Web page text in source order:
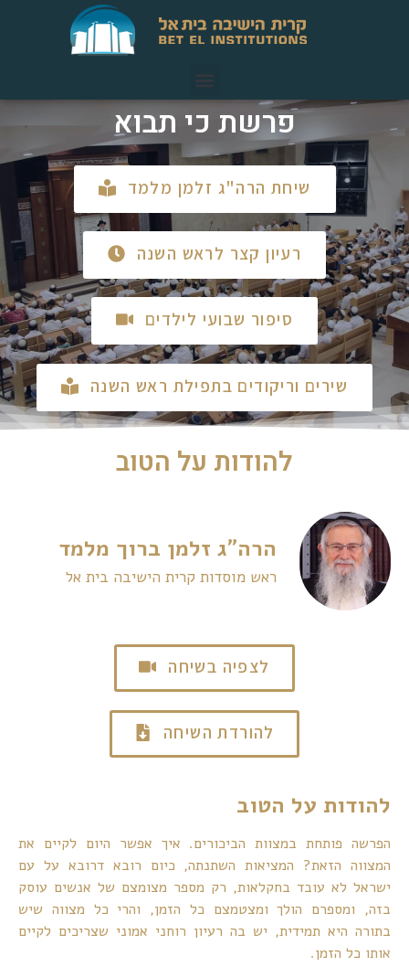
פרשת כי תבוא
שיחת הרה"ג זלמן מלמד
רעיון קצר לראש השנה
סיפור שבועי לילדים
שירים וריקודים בתפילת ראש השנה
להודות על הטוב
הרה"ג זלמן ברוך מלמד
ראש מוסדות קרית הישיבה בית אל
לצפיה בשיחה
להורדת השיחה
להודות על הטוב
הפרשה פותחת במצוות הביכורים. איך אפשר היום לקיים את
המצווה הזאת? המציאות השתנתה, כיום רובא דרובא על עם
ישראל לא עובד בחקלאות, רק מספר מצומצם של אנשים עוסק
בזה, ומספרם הולך ומצטמצם כל הזמן, והרי כל מצווה שיש
בתורה היא תמידית, יש בה רעיון רוחני אמוני שצריכים לקיים
אותו כל הזמן.